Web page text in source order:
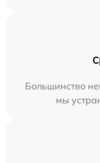
Большинство
мы